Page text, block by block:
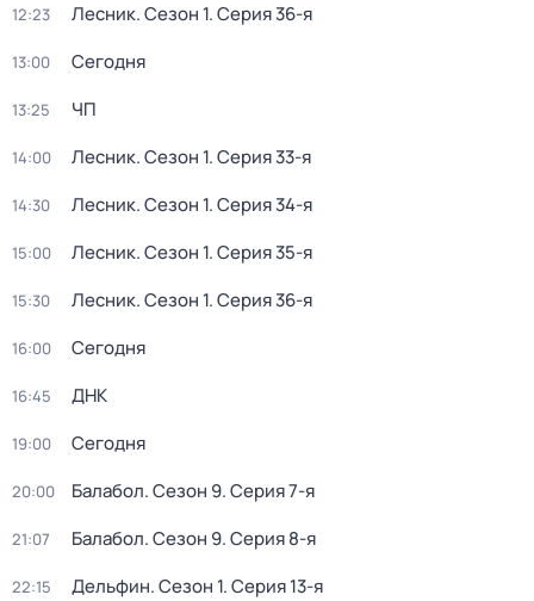
12:23 Лесник. Сезон 1. Серия 36-я
13:00 Сегодня
13:25 ЧП
14:00 Лесник. Сезон 1. Серия 33-я
14:30 Лесник. Сезон 1. Серия 34-я
15:00 Лесник. Сезон 1. Серия 35-я
15:30 Лесник. Сезон 1. Серия 36-я
16:00 Сегодня
16:45 ДНК
19:00 Сегодня
20:00 Балабол. Сезон 9. Серия 7-я
21:07 Балабол. Сезон 9. Серия 8-я
22:15 Дельфин. Сезон 1. Серия 13-я